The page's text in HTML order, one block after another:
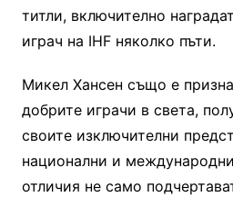
титли, включително
играч на IHF няколко пъти.
Микел Хансен също е
добрите играчи в света,
своите изключителни
национални и
отличия не само